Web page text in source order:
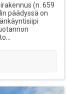
(n. 659
päädyssä on